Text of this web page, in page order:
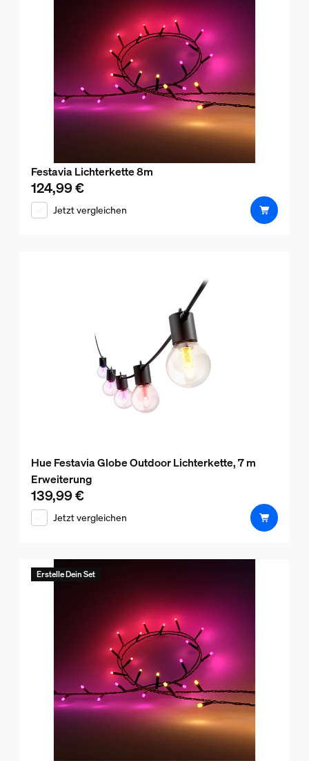
Festavia Lichterkette 8m
Aktueller Preis ist 124,99 €
124,99 €
Jetzt vergleichen
Hue Festavia Globe Outdoor Lichterkette, 7 m
Erweiterung
Aktueller Preis ist 139,99 €
139,99 €
Jetzt vergleichen
Erstelle Dein Set